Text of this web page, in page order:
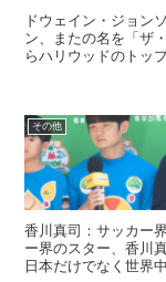
ドウェイン・ジョン
ン、またの名を「ザ
らハリウッドのトッ
その他
香川真司：サッカー
ー界のスター、香川
日本だけでなく世界